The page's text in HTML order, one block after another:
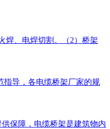
焊、电焊切割。（2）桥架
指导，各电缆桥架厂家的规
保障，电缆桥架是建筑物内